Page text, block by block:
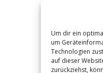
Um dir ein
um
Technologien
auf dieser
zurückziehst,